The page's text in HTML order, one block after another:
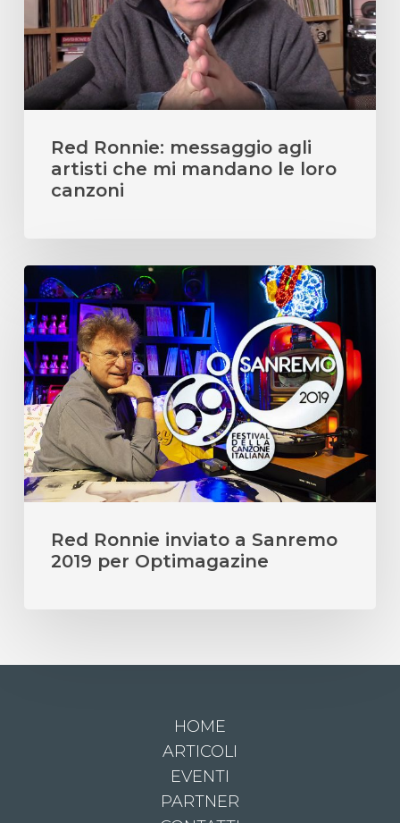
che
mi
mandano
le
loro
Red Ronnie: messaggio agli
artisti che mi mandano le loro
canzoni
Red
Ronnie
inviato
a
Sanremo
2019
per
Optimagazine
Red Ronnie inviato a Sanremo
2019 per Optimagazine
HOME
ARTICOLI
EVENTI
PARTNER